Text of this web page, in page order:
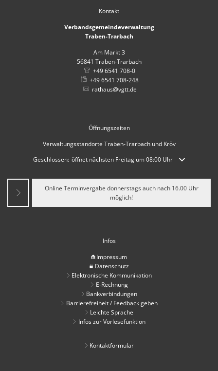
Kontakt
Verbandsgemeindeverwaltung
Traben-Trarbach
Am Markt 3
56841 Traben-Trarbach
+49 6541 708-0
+49 6541 708-248
rathaus@vgtt.de
Öffnungszeiten
Verwaltungsstandorte Traben-Trarbach und Kröv
Klicken, um weitere Öffnungs- oder Schließzeiten auszublenden
Geschlossen: öffnet nächsten Freitag um 08:00 Uhr
Online Terminvergabe donnerstags auch nach 16.00 Uhr
möglich!
Infos
Impressum
Datenschutz
Elektronische Kommunikation
E-Rechnung
Bankverbindungen
Barrierefreiheit / Feedback geben
Leichte Sprache
Infos zur Vorlesefunktion
Kontaktformular